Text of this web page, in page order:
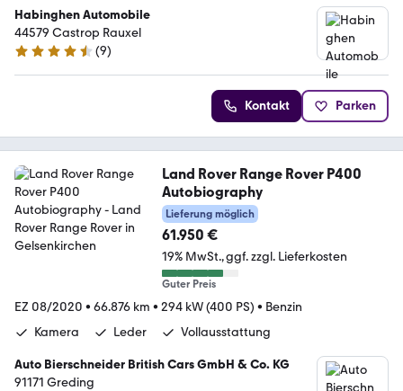
Habinghen Automobile
44579 Castrop Rauxel
4.3 Sterne
(9)
Kontakt Parken
Land Rover Range Rover P400
Autobiography
Lieferung möglich
61.950 €
19% MwSt. ggf. zzgl. Lieferkosten
Guter Preis
EZ 08/2020 • 66.876 km • 294 kW (400 PS) • Benzin
Kamera
Leder Vollausstattung
Auto Bierschneider British Cars GmbH & Co. KG
91171 Greding